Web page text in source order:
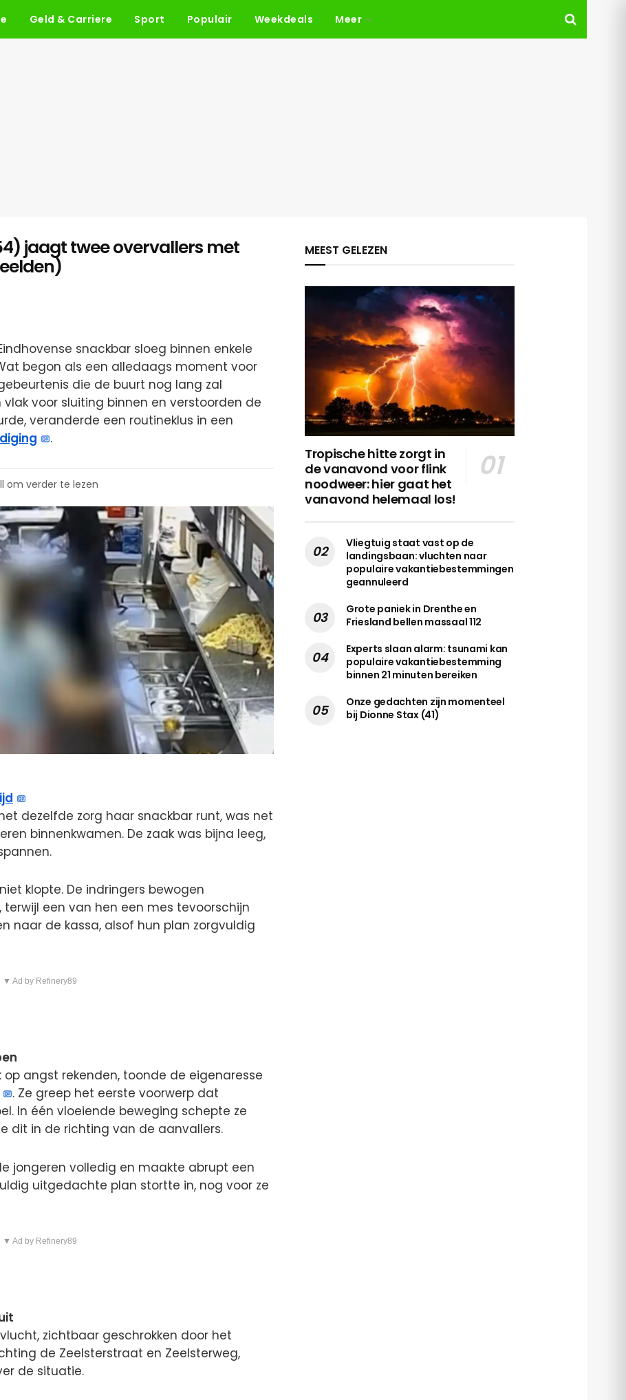
Geld & Carriere Sport Populair Weekdeals Meer
jaagt twee overvallers met
snackbar sloeg binnen enkele
begon als een alledaags moment voor
die de buurt nog lang zal
voor sluiting binnen en verstoorden de
veranderde een routineklus in een
.
om verder te lezen
dezelfde zorg haar snackbar runt, was net
binnenkwamen. De zaak was bijna leeg,
klopte. De indringers bewogen
een van hen een mes tevoorschijn
naar de kassa, alsof hun plan zorgvuldig
▼ Ad by Refinery89
angst rekenden, toonde de eigenaresse
. Ze greep het eerste voorwerp dat
In één vloeiende beweging schepte ze
dit in de richting van de aanvallers.
jongeren volledig en maakte abrupt een
uitgedachte plan stortte in, nog voor ze
▼ Ad by Refinery89
zichtbaar geschrokken door het
de Zeelsterstraat en Zeelsterweg,
de situatie.
MEEST GELEZEN
Tropische hitte zorgt in
de vanavond voor flink
noodweer: hier gaat het
vanavond helemaal los!
Vliegtuig staat vast op de
landingsbaan: vluchten naar
populaire vakantiebestemmingen
geannuleerd
Grote paniek in Drenthe en
Friesland bellen massaal 112
Experts slaan alarm: tsunami kan
populaire vakantiebestemming
binnen 21 minuten bereiken
Onze gedachten zijn momenteel
bij Dionne Stax (41)